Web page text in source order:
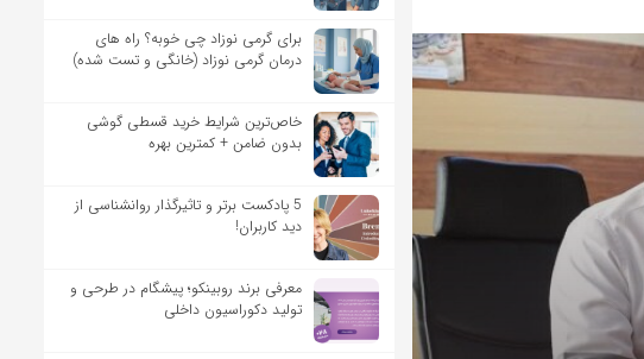
برای گرمی نوزاد چی خوبه؟ راه های
درمان گرمی نوزاد (خانگی و تست شده)
خاص‌ترین شرایط خرید قسطی گوشی
بدون ضامن + کمترین بهره
5 پادکست برتر و تاثیرگذار روانشناسی از
دید کاربران!
معرفی برند روبینکو؛ پیشگام در طرحی و
تولید دکوراسیون داخلی